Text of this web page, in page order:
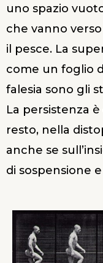
uno spazio
che vanno
il pesce. La
come un foglio
falesia sono gli
La persistenza
resto, nella
anche se
di sospensione